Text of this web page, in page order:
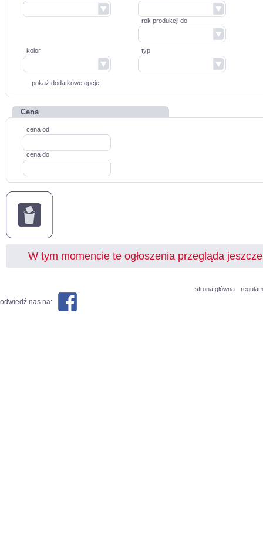
rok produkcji do
kolor typ
pokaż dodatkowe opcje
Cena
cena od
cena do
W tym momencie te ogłoszenia przegląda
strona główna
odwiedź nas na: